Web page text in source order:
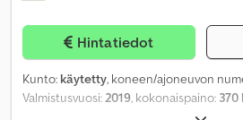
Hintatiedot
Kunto: käytetty, koneen/ajoneuvon
Valmistusvuosi:2019, kokonaispaino: 370
, tuotteen leveys